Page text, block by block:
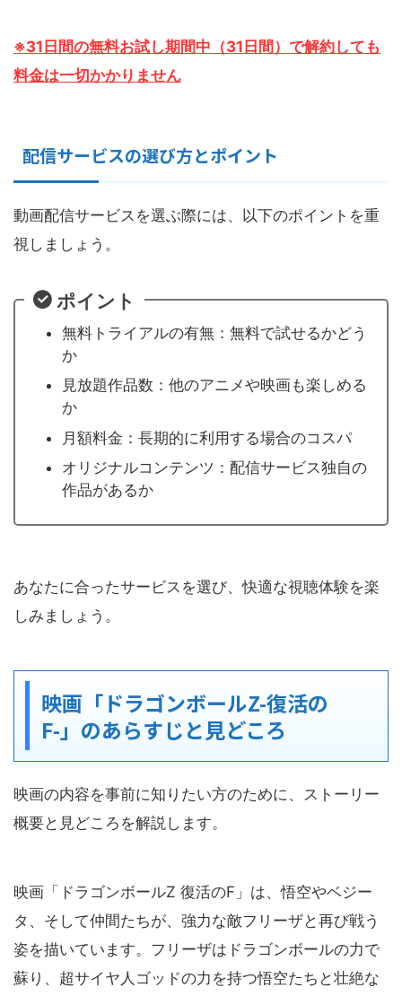
※31日間の無料お試し期間中（31日間）で解約しても
料金は一切かかりません
配信サービスの選び方とポイント
動画配信サービスを選ぶ際には、以下のポイントを重
視しましょう。
ポイント
無料トライアルの有無：無料で試せるかどう
か
見放題作品数：他のアニメや映画も楽しめる
か
月額料金：長期的に利用する場合のコスパ
オリジナルコンテンツ：配信サービス独自の
作品があるか
あなたに合ったサービスを選び、快適な視聴体験を楽
しみましょう。
映画「ドラゴンボールZ-復活の
F-」のあらすじと見どころ
映画の内容を事前に知りたい方のために、ストーリー
概要と見どころを解説します。
映画「ドラゴンボールZ 復活のF」は、悟空やベジー
タ、そして仲間たちが、強力な敵フリーザと再び戦う
姿を描いています。フリーザはドラゴンボールの力で
蘇り、超サイヤ人ゴッドの力を持つ悟空たちと壮絶な